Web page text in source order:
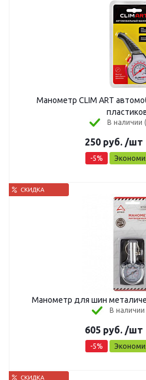
Манометр CLIM ART
В наличии
250 руб. /шт
-5%
В
605 руб. /шт
-5%